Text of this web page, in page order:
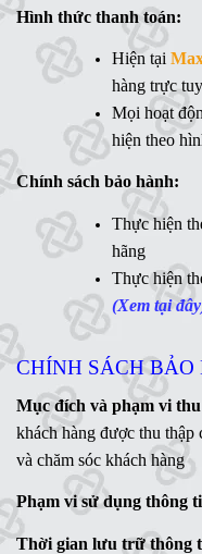
- 0944 908 249)
Synology , QNAP,Terramaster
,Ổ cứng di động ,LCD,
Vân Anh - 0775 163 765)
Hotline:
MaxLink - 0906 730 778
. Linh - 0902 700 727
Mr. Ngữ - 0783 362 416
Hình thức thanh toán:
Hiện tại
hàng trực
Mọi hoạt
hiện theo
Chính sách bảo hành:
Thực hiện
hãng
Thực hiện
(Xem tại
CHÍNH SÁCH
Mục đích và phạm vi
khách hàng được thu thập
và chăm sóc khách hàng
Phạm vi sử dụng thông
Thời gian lưu trữ thông